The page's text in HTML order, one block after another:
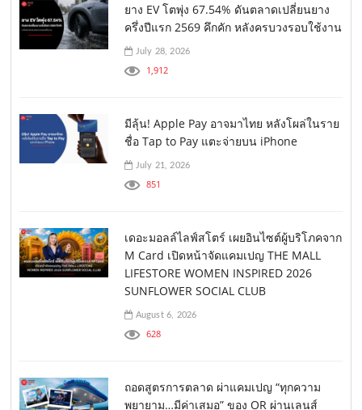
ยาง EV โตพุ่ง 67.54% ดันตลาดเปลี่ยนยาง
ครึ่งปีแรก 2569 คึกคัก หลังครบวงรอบใช้งาน
July 28, 2026
1,912
มีลุ้น! Apple Pay อาจมาไทย หลังโผล่ในราย
ชื่อ Tap to Pay แตะจ่ายบน iPhone
July 21, 2026
851
เดอะมอลล์ไลฟ์สโตร์ เผยอินไซต์ผู้บริโภคจาก
M Card เปิดหน้าจัดแคมเปญ THE MALL
LIFESTORE WOMEN INSPIRED 2026
SUNFLOWER SOCIAL CLUB
August 6, 2026
628
ถอดสูตรการตลาด ผ่าแคมเปญ “ทุกความ
พยายาม…มีค่าเสมอ” ของ OR ผ่านเลนส์